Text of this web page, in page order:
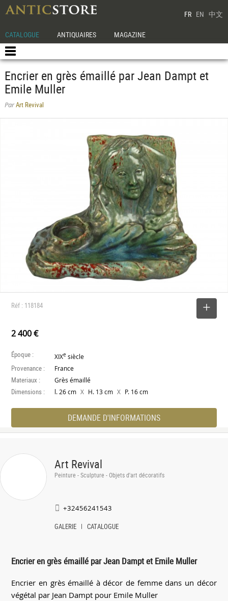
FR EN 中文
CATALOGUE ANTIQUAIRES MAGAZINE
Encrier en grès émaillé par Jean Dampt et
Emile Muller
ParArt Revival
Réf : 118184
2 400 €
Époque : XIXe siècle
Provenance : France
Materiaux : Grès émaillé
Dimensions : l. 26 cm X H. 13 cm X P. 16 cm
DEMANDE D'INFORMATIONS
Art Revival
Peinture - Sculpture - Objets d'art décoratifs
+32456241543
GALERIE CATALOGUE
Encrier en grès émaillé par Jean Dampt et Emile Muller
Encrier en grès émaillé à décor de femme dans un décor
végétal par Jean Dampt pour Emile Muller